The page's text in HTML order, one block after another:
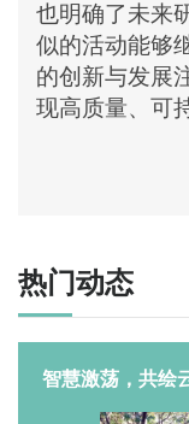
也明确了未来
似的活动能够
的创新与发展
现高质量、可
热门动态
智慧激荡，共绘